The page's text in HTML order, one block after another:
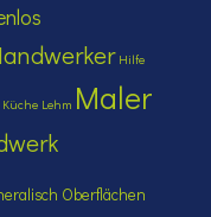
Hilfe
Küche Lehm Maler
Oberflächen